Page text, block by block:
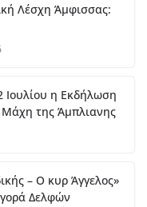
Λέσχη Άμφισσας:
Ιουλίου η Εκδήλωση
της Άμπλιανης
– Ο κυρ Άγγελος»
Δελφών